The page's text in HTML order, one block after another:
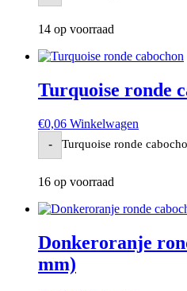
14 op voorraad
Turquoise ronde
€0,06 Winkelwagen
-
Turquoise ronde
16 op voorraad
Donkeroranje
mm)